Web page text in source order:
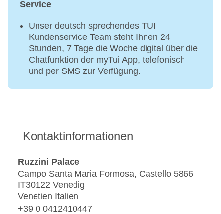
Service
Unser deutsch sprechendes TUI
Kundenservice Team steht Ihnen 24
Stunden, 7 Tage die Woche digital über die
Chatfunktion der myTui App, telefonisch
und per SMS zur Verfügung.
Kontaktinformationen
Ruzzini Palace
Campo Santa Maria Formosa, Castello 5866
IT30122 Venedig
Venetien Italien
+39 0 0412410447